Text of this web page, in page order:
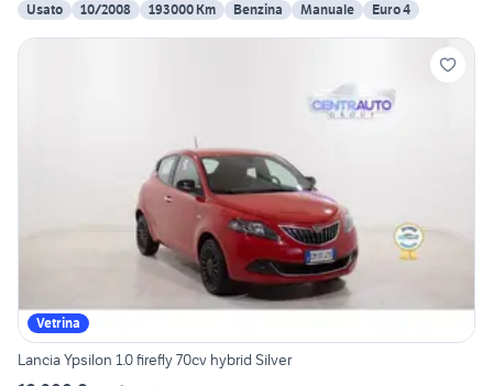
Usato
10/2008 193000 Km Benzina Manuale Euro 4
Vetrina
Lancia Ypsilon 1.0 firefly 70cv hybrid Silver